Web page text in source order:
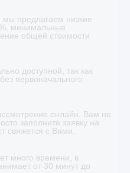
предлагаем низкие
минимальные
общей стоимости
доступной, так как
первоначального
онлайн. Вам не
заполните заявку на
свяжется с Вами.
много времени, в
от 30 минут до